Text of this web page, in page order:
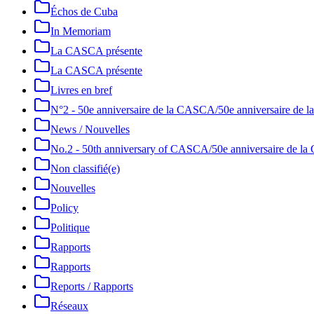
Échos de Cuba
In Memoriam
La CASCA présente
La CASCA présente
Livres en bref
N°2 - 50e anniversaire de la CASCA/50e anniversaire de
News / Nouvelles
No.2 - 50th anniversary of CASCA/50e anniversaire de la
Non classifié(e)
Nouvelles
Policy
Politique
Rapports
Rapports
Reports / Rapports
Réseaux